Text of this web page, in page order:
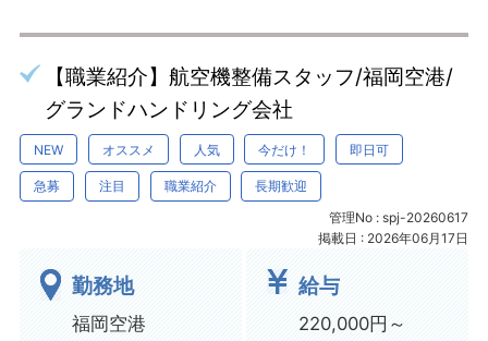
新規登録はこちらから
【職業紹介】航空機整備スタッフ/福岡空港/
グランドハンドリング会社
NEW オススメ 人気 今だけ！ 即日可
急募 注目 職業紹介
長期歓迎
管理No : spj-20260617
掲載日 : 2026年06月17日
勤務地
福岡空港
給与
220,000円～